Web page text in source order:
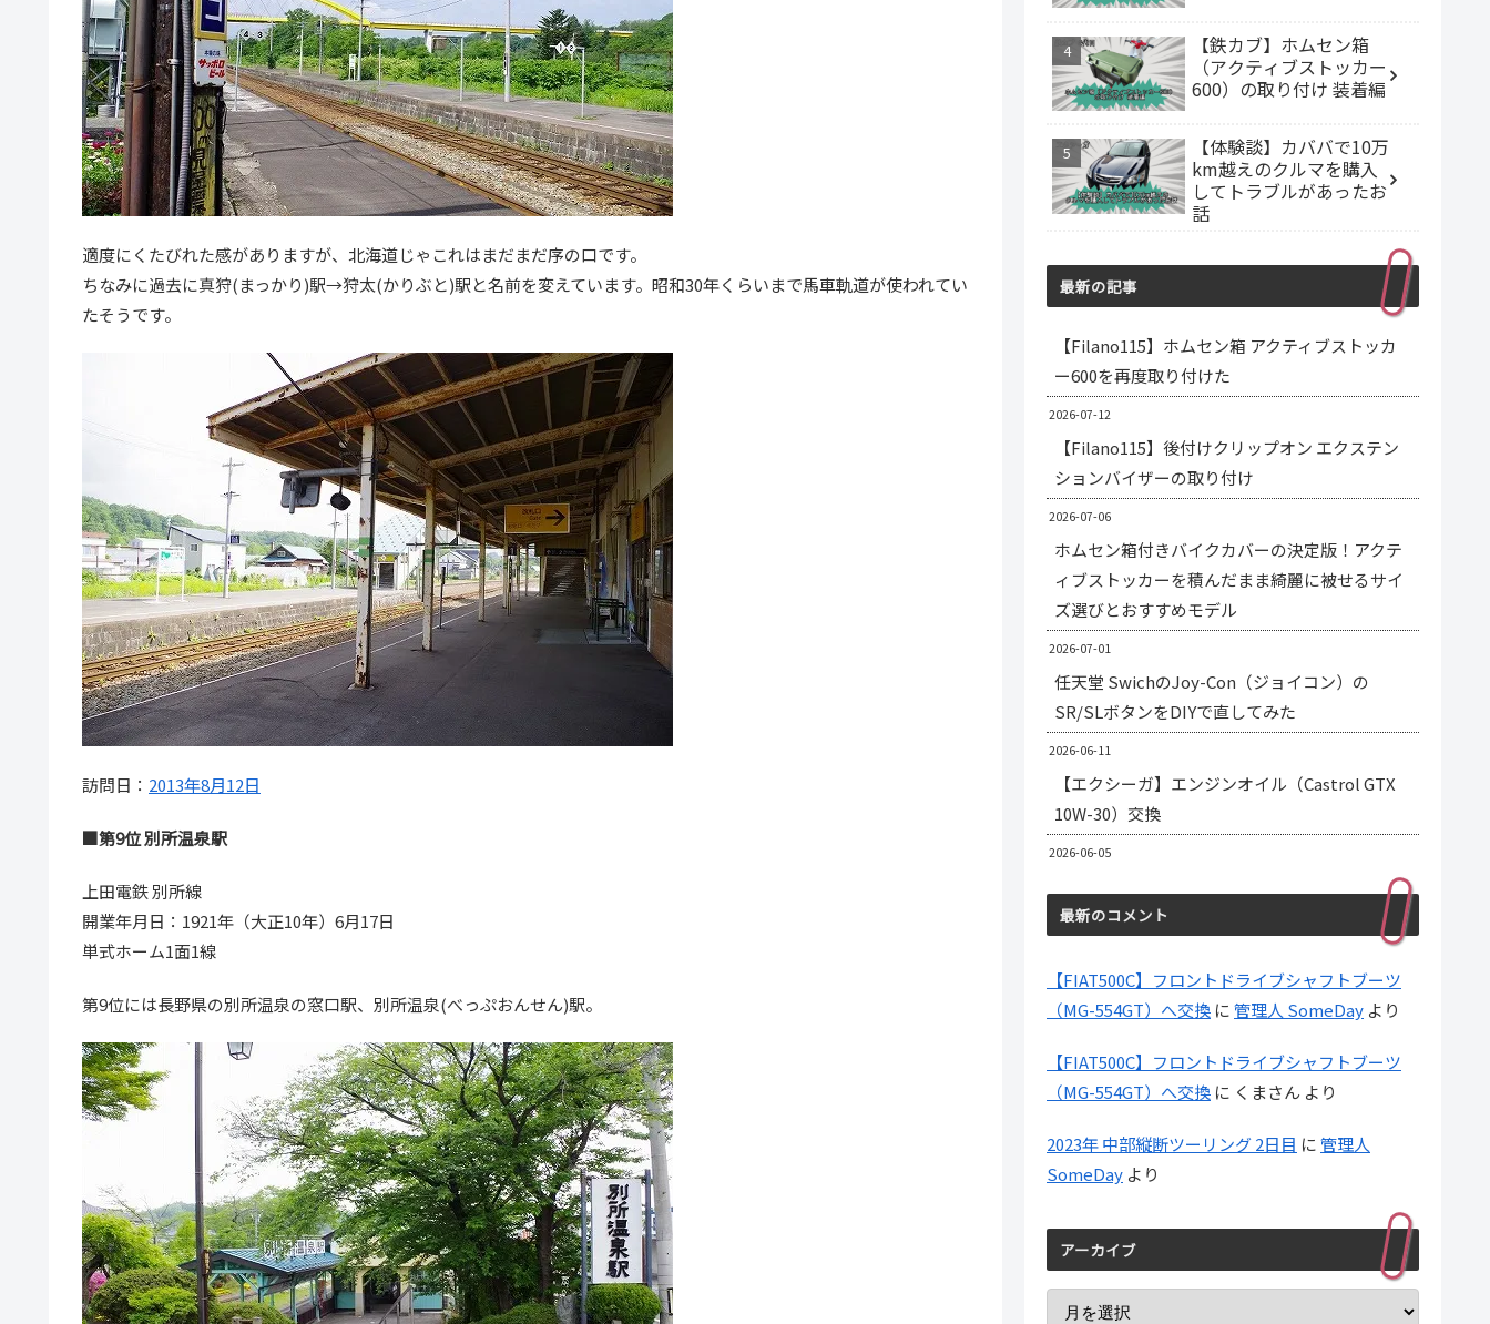
適度にくたびれた感がありますが、北海道じゃこれはまだまだ序の口です。
ちなみに過去に真狩(まっかり)駅→狩太(かりぶと)駅と名前を変えています。昭和30年くらいまで馬車軌道が使われてい
たそうです。
訪問日： 2013年8月12日
■第9位 別所温泉駅
上田電鉄 別所線
開業年月日：1921年（大正10年）6月17日
単式ホーム1面1線
第9位には長野県の別所温泉の窓口駅、別所温泉(べっぷおんせん)駅。
【鉄カブ】ホムセン箱
（アクティブストッカー
600）の取り付け 装着編
【体験談】カババで10万
km越えのクルマを購入
してトラブルがあったお
話
最新の記事
【Filano115】ホムセン箱 アクティブストッカ
ー600を再度取り付けた
2026-07-12
【Filano115】後付けクリップオン エクステン
ションバイザーの取り付け
2026-07-06
ホムセン箱付きバイクカバーの決定版！アクテ
ィブストッカーを積んだまま綺麗に被せるサイ
ズ選びとおすすめモデル
2026-07-01
任天堂 SwichのJoy-Con（ジョイコン）の
SR/SLボタンをDIYで直してみた
2026-06-11
【エクシーガ】エンジンオイル（Castrol GTX
10W-30）交換
2026-06-05
最新のコメント
【FIAT500C】フロントドライブシャフトブーツ
（MG-554GT）へ交換 に管理人 SomeDay より
【FIAT500C】フロントドライブシャフトブーツ
（MG-554GT）へ交換 に くまさん より
2023年 中部縦断ツーリング 2日目 に管理人
SomeDay より
アーカイブ